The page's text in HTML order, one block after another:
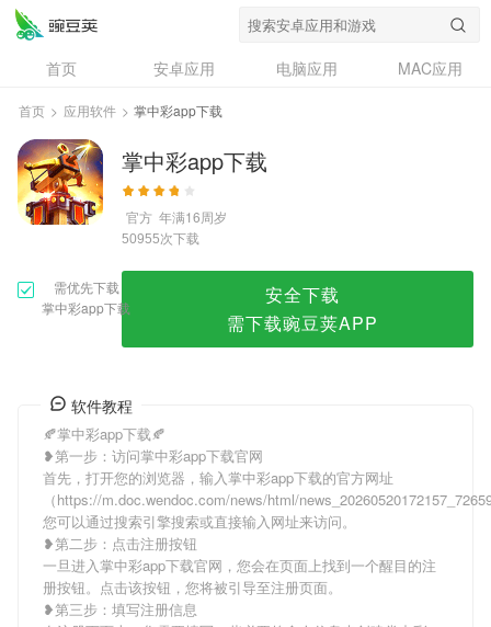
首页 安卓应用 电脑应用
MAC应用
资讯
专题
问答
首页 > 应用软件 > 掌中彩app下载
掌中彩app下载
官方 年满16周岁
50955次下载
需优先下载
掌中彩app下载
安全下载
需下载豌豆荚APP
软件教程
🍂掌中彩app下载🍂
❥第一步：访问掌中彩app下载官网
首先，打开您的浏览器，输入掌中彩app下载的官方网址
（https://m.doc.wendoc.com/news/html/
您可以通过搜索引擎搜索或直接输入网址来访问。
❥第二步：点击注册按钮
一旦进入掌中彩app下载官网，您会在页面上找到一个醒目的注
册按钮。点击该按钮，您将被引导至注册页面。
❥第三步：填写注册信息